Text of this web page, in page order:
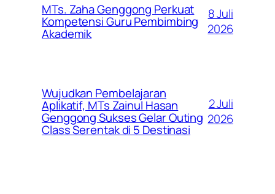
MTs. Zaha Genggong Perkuat
Kompetensi Guru Pembimbing
Akademik
8 Juli
2026
Wujudkan Pembelajaran
Aplikatif, MTs Zainul Hasan
Genggong Sukses Gelar Outing
Class Serentak di 5 Destinasi
2 Juli
2026